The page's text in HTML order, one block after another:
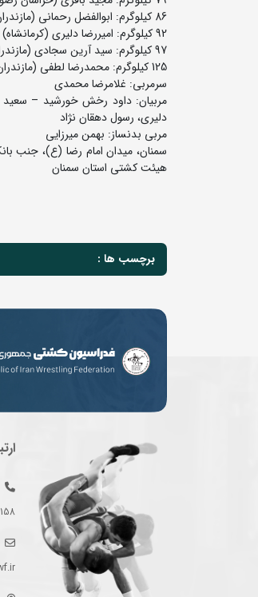
86 کیلوگرم: ابوالفضل رحمانی (مازندران) رضا سلیمانیان (مازندران) ایمان بابایی (کرمانشاه)
92 کیلوگرم: امیررضا دلیری (کرمانشاه) امیر عزیزپور (لرستان) عرفان عباسی (آذربایجان شرقی)
97 کیلوگرم: سید آرین سجادی (مازندران) ابوالفضل بابالو (تهران) امیربهادر خرمی (لرستان) عرفان علیزاده (مازندران)
125 کیلوگرم: محمدرضا لطفی (مازندران) ابوالفضل محمدنژاد (تهران) مرصاد شاکری (خراسان رضوی)
سرمربی: غلامرضا محمدی
مربیان: داود رخش خورشید –
دلیری، رسول دهقان نژاد
مربی بدنساز: بهمن میرزایی
هیئت کشتی استان سمنان
برچسب ها :
44714489